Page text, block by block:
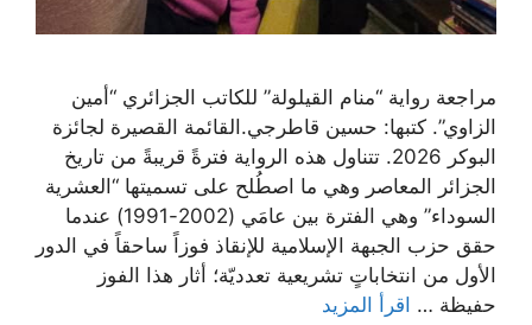
مراجعة رواية “منام القيلولة” للكاتب الجزائري “أمين
الزاوي”. كتبها: حسين قاطرجي.القائمة القصيرة لجائزة
البوكر 2026. تتناول هذه الرواية فترةً قريبةً من تاريخ
الجزائر المعاصر وهي ما اصطُلح على تسميتها “العشرية
السوداء” وهي الفترة بين عامَي (2002-1991) عندما
حقق حزب الجبهة الإسلامية للإنقاذ فوزاً ساحقاً في الدور
الأول من انتخاباتٍ تشريعية تعدديّة؛ أثار هذا الفوز
حفيظة … اقرأ المزيد